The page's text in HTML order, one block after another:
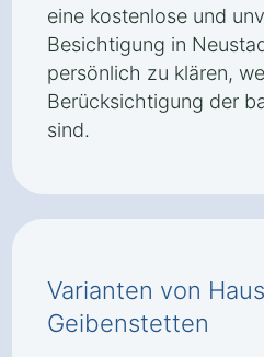
eine kostenlose und
Besichtigung in
persönlich zu klären,
Berücksichtigung der
sind.
Varianten von
Geibenstetten